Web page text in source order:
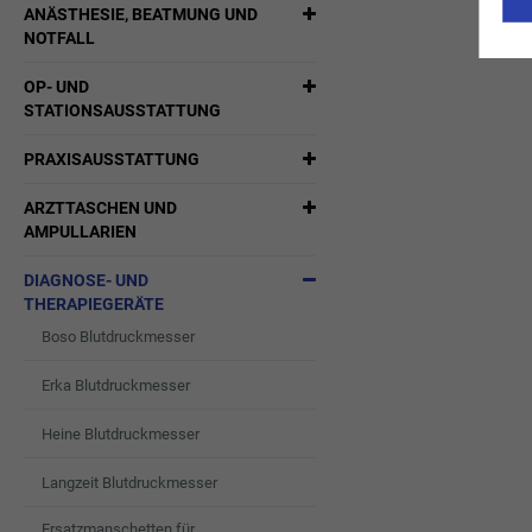
ANÄSTHESIE, BEATMUNG UND
NOTFALL
OP- UND
STATIONSAUSSTATTUNG
PRAXISAUSSTATTUNG
ARZTTASCHEN UND
AMPULLARIEN
DIAGNOSE- UND
THERAPIEGERÄTE
Boso Blutdruckmesser
Erka Blutdruckmesser
Heine Blutdruckmesser
Langzeit Blutdruckmesser